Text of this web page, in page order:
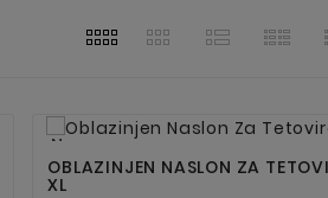
Nov
 
OBLAZINJEN NASLON ZA
XL